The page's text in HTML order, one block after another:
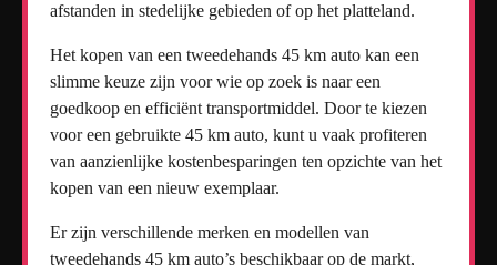
afstanden in stedelijke gebieden of op het platteland.
Het kopen van een tweedehands 45 km auto kan een
slimme keuze zijn voor wie op zoek is naar een
goedkoop en efficiënt transportmiddel. Door te kiezen
voor een gebruikte 45 km auto, kunt u vaak profiteren
van aanzienlijke kostenbesparingen ten opzichte van het
kopen van een nieuw exemplaar.
Er zijn verschillende merken en modellen van
tweedehands 45 km auto’s beschikbaar op de markt,